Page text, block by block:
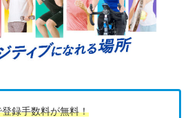
録手数料が無料！